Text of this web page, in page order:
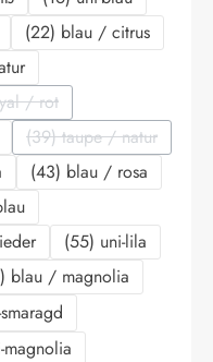
(22) blau / citrus
/ rot
(Diese Option ist zurzeit nicht
(39) taupe / natur
(Diese Option ist
(43) blau / rosa
(55) uni-lila
blau / magnolia
verfügbar.)